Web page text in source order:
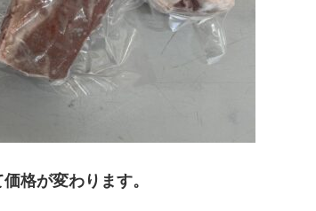
格が変わります。